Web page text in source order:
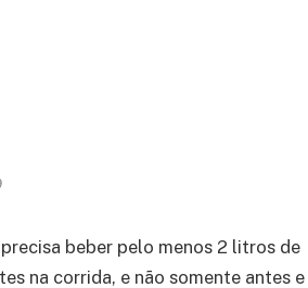
beber pelo menos 2 litros de
na corrida, e não somente antes e